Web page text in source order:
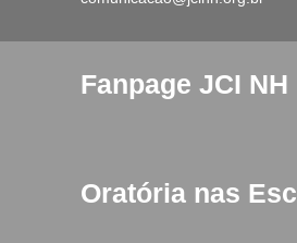
Fanpage JCI NH
Oratória nas